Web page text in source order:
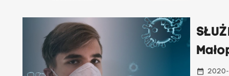
date_range